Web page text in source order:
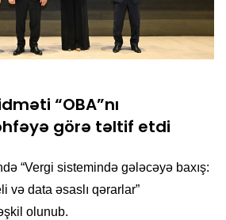
“OBA”nı
görə təltif etdi
“Vergi sistemində gələcəyə baxış:
və data əsaslı qərarlar”
olunub.